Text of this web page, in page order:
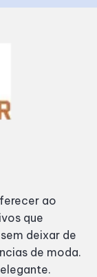
ao
que
deixar de
de moda.